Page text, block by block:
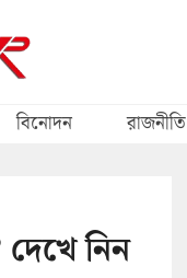
বিনোদন রাজনীতি
নিন